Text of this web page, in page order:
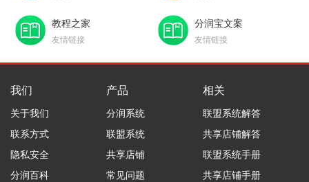
教程之家
友情链接
分润宝文案
友情链接
我们
关于我们
联系方式
隐私安全
分润百科
产品
分润系统
联盟系统
共享店铺
常见问题
相关
联盟系统解答
共享店铺解答
联盟系统手册
共享店铺手册